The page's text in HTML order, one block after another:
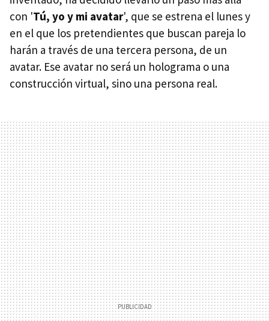
con 'Tú, yo y mi avatar', que se estrena el lunes y
en el que los pretendientes que buscan pareja lo
harán a través de una tercera persona, de un
avatar. Ese avatar no será un holograma o una
construcción virtual, sino una persona real.